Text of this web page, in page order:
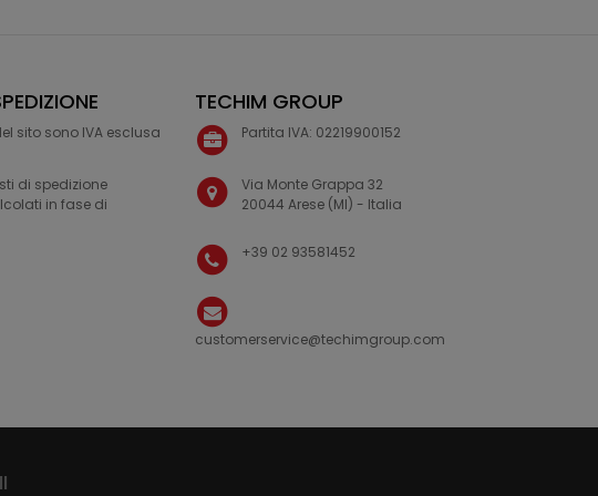
sito sono IVA esclusa
di spedizione
in fase di
TECHIM GROUP
Partita IVA: 02219900152
Via Monte Grappa 32
20044 Arese (MI) - Italia
+39 02 93581452
customerservice@techimgroup.com